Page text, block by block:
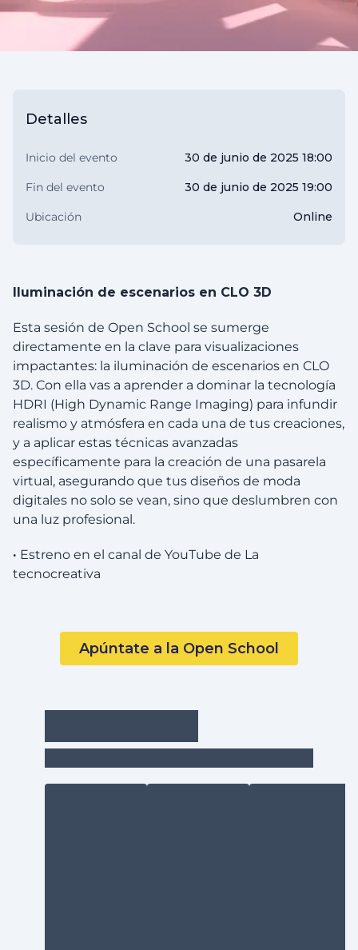
Detalles
Inicio del evento 30 de junio de 2025 18:00
Fin del evento 30 de junio de 2025 19:00
Ubicación Online
Iluminación de escenarios en CLO 3D
Esta sesión de Open School se sumerge
directamente en la clave para visualizaciones
impactantes: la iluminación de escenarios en CLO
3D. Con ella vas a aprender a dominar la tecnología
HDRI (High Dynamic Range Imaging) para infundir
realismo y atmósfera en cada una de tus creaciones,
y a aplicar estas técnicas avanzadas
específicamente para la creación de una pasarela
virtual, asegurando que tus diseños de moda
digitales no solo se vean, sino que deslumbren con
una luz profesional.
· Estreno en el canal de YouTube de La
tecnocreativa
Apúntate a la Open School